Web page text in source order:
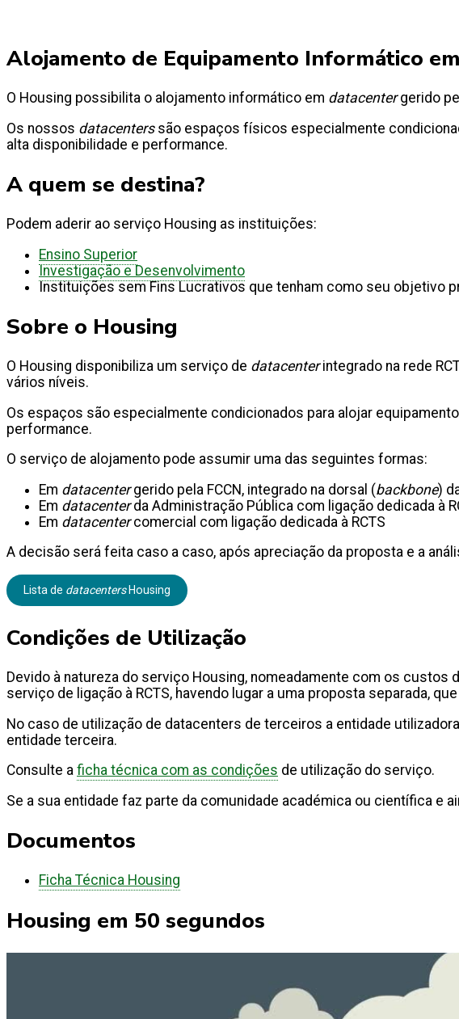
Alojamento de Equipamento Informático
O Housing possibilita o alojamento informático em datacentergerido
Os nossos datacenters são espaços físicos especialmente
alta disponibilidade e performance.
A quem se destina?
Podem aderir ao serviço Housing as instituições:
Ensino Superior
Investigação e Desenvolvimento
Instituições sem Fins Lucrativos que tenham como seu objetivo
Sobre o Housing
O Housing disponibiliza um serviço de datacenterintegrado na rede
vários níveis.
Os espaços são especialmente condicionados para alojar
performance.
O serviço de alojamento pode assumir uma das seguintes formas:
Em datacentergerido pela FCCN, integrado na dorsal (backbone)
Em datacenterda Administração Pública com ligação dedicada à
Em datacentercomercial com ligação dedicada à RCTS
A decisão será feita caso a caso, após apreciação da proposta e a
Lista de datacenters Housing
Condições de Utilização
Devido à natureza do serviço Housing, nomeadamente com os
serviço de ligação à RCTS, havendo lugar a uma proposta separada,
No caso de utilização de datacenters de terceiros a entidade
entidade terceira.
Consulte a ficha técnica com as condições de utilização do serviço.
Se a sua entidade faz parte da comunidade académica ou científica e
Documentos
Ficha Técnica Housing
Housing em 50 segundos